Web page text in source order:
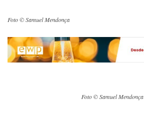
Foto © Samuel Mendonça
Foto © Samuel Mendonça